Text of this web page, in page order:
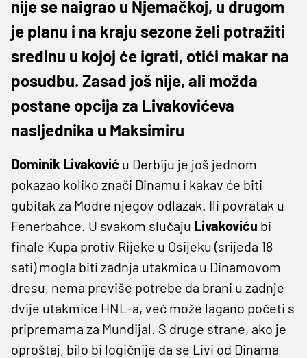
nije se naigrao u Njemačkoj, u drugom
je planu i na kraju sezone želi potražiti
sredinu u kojoj će igrati, otići makar na
posudbu. Zasad još nije, ali možda
postane opcija za Livakovićeva
nasljednika u Maksimiru
Dominik Livaković u Derbiju je još jednom
pokazao koliko znači Dinamu i kakav će biti
gubitak za Modre njegov odlazak. Ili povratak u
Fenerbahce. U svakom slučaju Livakoviću bi
finale Kupa protiv Rijeke u Osijeku (srijeda 18
sati) mogla biti zadnja utakmica u Dinamovom
dresu, nema previše potrebe da brani u zadnje
dvije utakmice HNL-a, već može lagano početi s
pripremama za Mundijal. S druge strane, ako je
oproštaj, bilo bi logičnije da se Livi od Dinama